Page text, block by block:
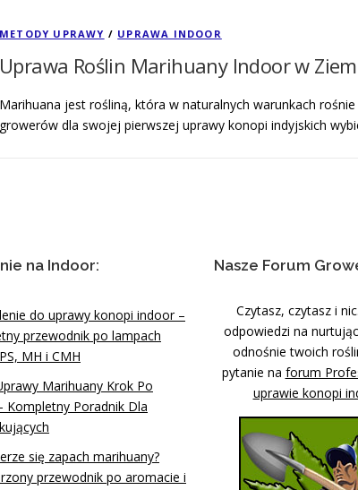
METODY UPRAWY / UPRAWA INDOOR
Uprawa Roślin Marihuany Indoor w
Marihuana jest rośliną, która w naturalnych warunkach
growerów dla swojej pierwszej uprawy konopi indyjskich
na Indoor:
do uprawy konopi indoor –
przewodnik po lampach
MH i CMH
Marihuany Krok Po
Kompletny Poradnik Dla
się zapach marihuany?
przewodnik po aromacie i
Nasze Forum
Czytasz, czytasz i
odpowiedzi na
odnośnie twoich
pytanie na forum
uprawie konopi